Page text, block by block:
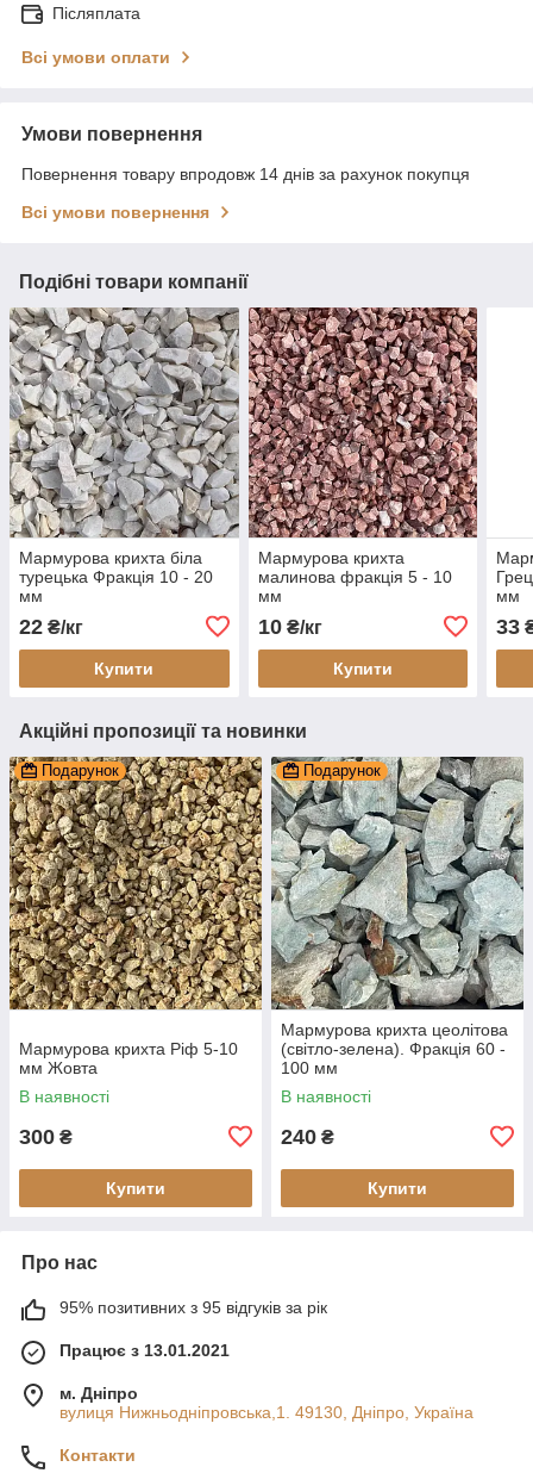
Післяплата
Всі умови оплати
Умови повернення
Повернення товару впродовж 14 днів за рахунок покупця
Всі умови повернення
Подібні товари компанії
Мармурова крихта біла
турецька Фракція 10 - 20
мм
22 ₴/кг
Купити
Мармурова крихта
малинова фракція 5 - 10
мм
10₴/кг
Купити
мм
33
Акційні пропозиції та новинки
Подарунок
Мармурова крихта Ріф 5-10
мм Жовта
В наявності
300 ₴
Купити
Подарунок
Мармурова крихта цеолітова
(світло-зелена). Фракція 60 -
100 мм
В наявності
240 ₴
Купити
Про нас
95% позитивних з 95 відгуків за рік
Працює з 13.01.2021
м. Дніпро
вулиця Нижньодніпровська,1. 49130, Дніпро, Україна
Контакти